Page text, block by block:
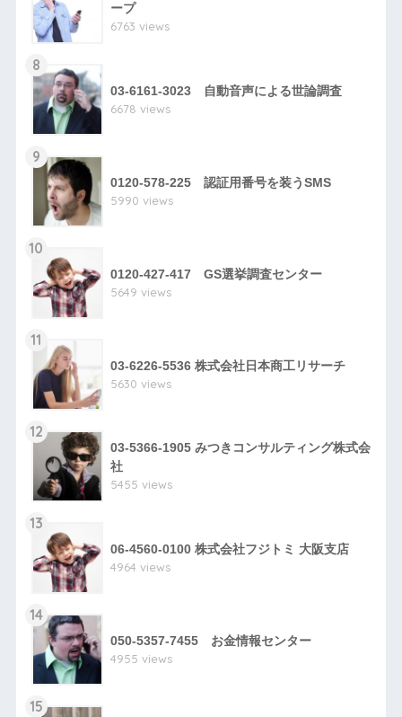
ープ
6763 views
8
03-6161-3023 自動音声による世論調査
6678 views
9
0120-578-225 認証用番号を装うSMS
5990 views
10
0120-427-417 GS選挙調査センター
5649 views
11
03-6226-5536 株式会社日本商工リサーチ
5630 views
12
03-5366-1905 みつきコンサルティング株式会
社
5455 views
13
06-4560-0100 株式会社フジトミ 大阪支店
4964 views
14
050-5357-7455 お金情報センター
4955 views
15